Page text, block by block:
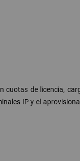
cuotas de licencia,
IP y el